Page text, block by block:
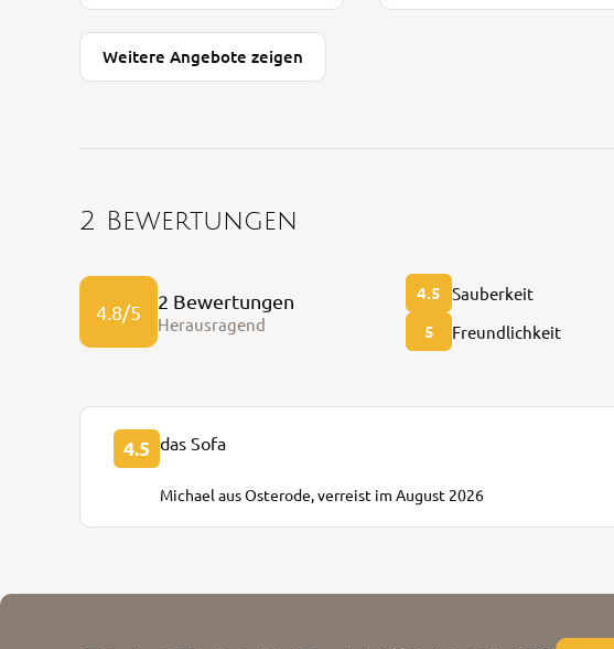
Weitere Angebote zeigen
2 Bewertungen
4.8/5 2 Bewertungen
Herausragend
4.5 Sauberkeit
5 Freundlichkeit
4.5 das Sofa
Michael aus Osterode, verreist im August 2026